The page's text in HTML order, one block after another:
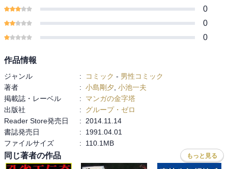
0
0
0
作品情報
ジャンル : コミック - 男性コミック
著者
: 小島剛夕 小池一夫
掲載誌・レーベル
:
マンガの金字塔
出版社
:
グループ・ゼロ
Reader Store発売日
:
2014.11.14
書誌発売日
:
1991.04.01
ファイルサイズ
: 110.1MB
同じ著者の作品 もっと見る